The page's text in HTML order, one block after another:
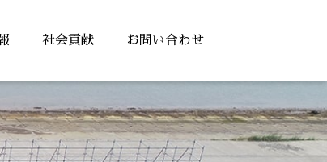
社会貢献 お問い合わせ